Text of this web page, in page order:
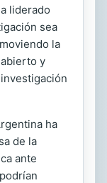
liderado
sea
la
y
ha
de la
ante